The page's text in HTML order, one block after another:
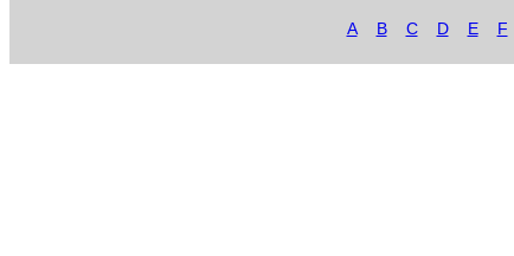
A B C D E F